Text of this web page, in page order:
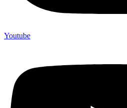
Youtube